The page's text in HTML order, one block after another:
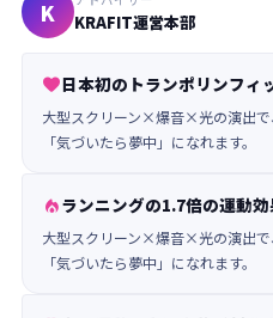
K KRAFIT運営本部
日本初のトランポリンフィ
大型スクリーン×爆音×光の演出で
「気づいたら夢中」になれます。
ランニングの1.7倍の運動効
大型スクリーン×爆音×光の演出で
「気づいたら夢中」になれます。